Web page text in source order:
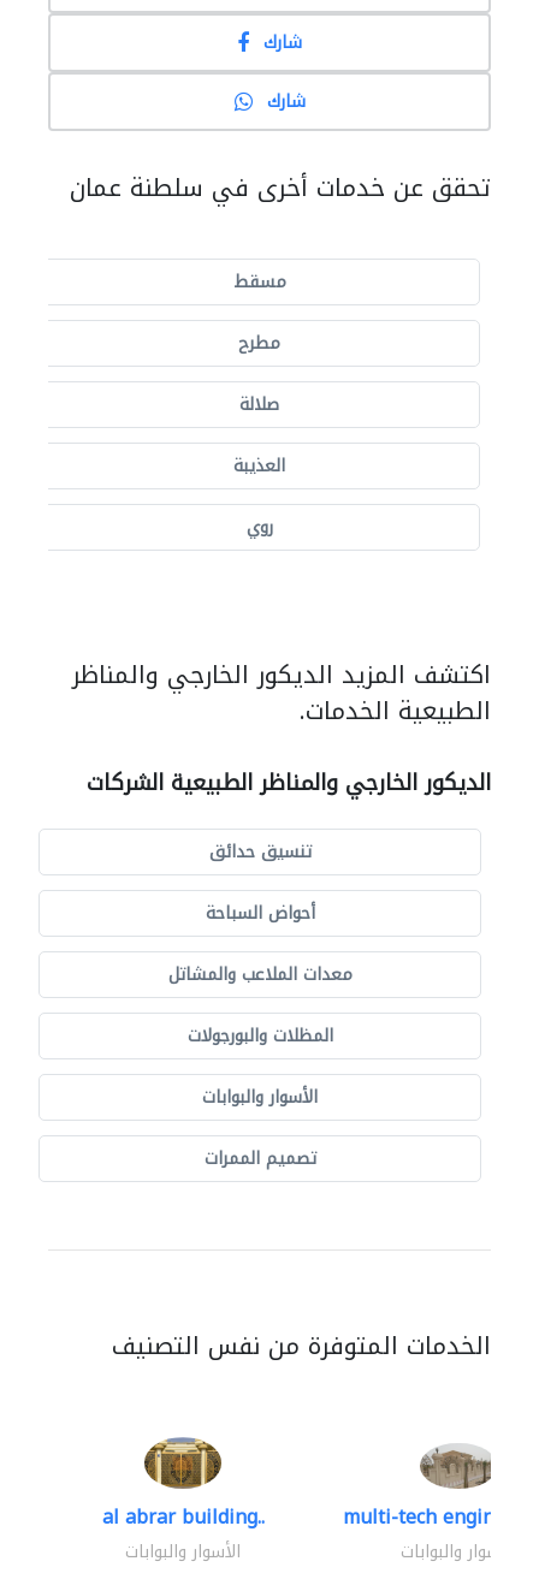
شارك
شارك
تحقق عن خدمات أخرى في سلطنة عمان
مسقط
مطرح
صلالة
العذيبة
روي
اكتشف المزيد الديكور الخارجي والمناظر
الطبيعية الخدمات.
الديكور الخارجي والمناظر الطبيعية الشركات
تنسيق حدائق
أحواض السباحة
معدات الملاعب والمشاتل
المظلات والبورجولات
الأسوار والبوابات
تصميم الممرات
الخدمات المتوفرة من نفس التصنيف
al abrar building..
الأسوار والبوابات
multi-tech
الأسوار والبوابات